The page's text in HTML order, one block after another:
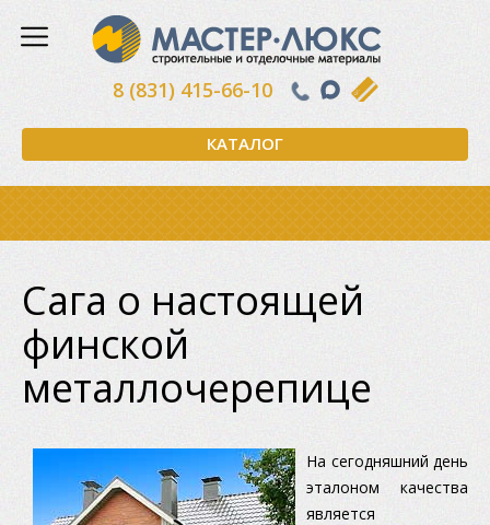
КАТАЛОГ
8 (831) 415-66-10
Сага о настоящей
финской
металлочерепице
На сегодняшний день
эталоном качества
является